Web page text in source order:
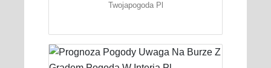
Twojapogoda Pl